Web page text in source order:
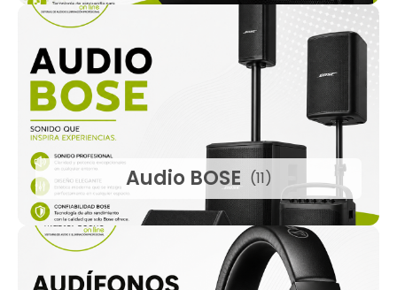
Audio BOSE (11)